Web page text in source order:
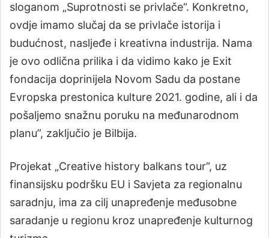
sloganom „Suprotnosti se privlače“. Konkretno,
ovdje imamo slučaj da se privlače istorija i
budućnost, nasljeđe i kreativna industrija. Nama
je ovo odlična prilika i da vidimo kako je Exit
fondacija doprinijela Novom Sadu da postane
Evropska prestonica kulture 2021. godine, ali i da
pošaljemo snažnu poruku na međunarodnom
planu”, zaključio je Bilbija.
Projekat „Creative history balkans tour“, uz
finansijsku podršku EU i Savjeta za regionalnu
saradnju, ima za cilj unapređenje međusobne
saradanje u regionu kroz unapređenje kulturnog